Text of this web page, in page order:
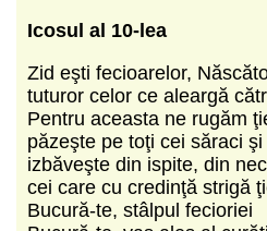
Icosul al 10-lea
Zid eşti fecioarelor,
tuturor celor ce aleargă
Pentru aceasta ne rugăm
păzeşte pe toţi cei săraci
izbăveşte din ispite, din
cei care cu credinţă strigă
Bucură-te, stâlpul fecioriei